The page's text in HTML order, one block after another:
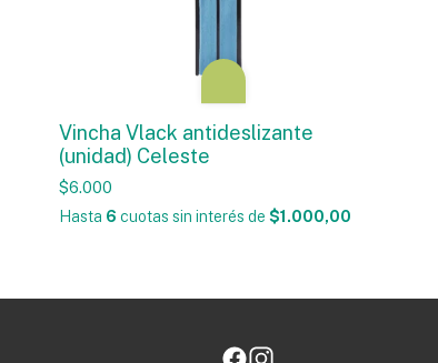
Vincha Vlack antideslizante
(unidad) Celeste
$6.000
Hasta 6 cuotas sin interés de $1.000,00